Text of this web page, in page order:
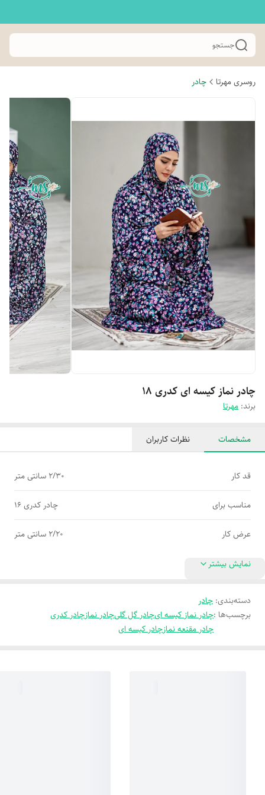
جستجو
روسری مهرتا چادر
چادر نماز کیسه ای کدری 18
برند: مهرتا
مشخصات نظرات کاربران
قد کار 2/30 سانتی متر
مناسب برای چادر کدری 16
عرض کار 2/20 سانتی متر
نمایش بیشتر
دسته‌بندی: چادر
برچسب‌ها :چادر نماز کیسه ایچادر گل گلیچادر نمازچادر کدری
چادر مقنعه نمازچادر کیسه ای